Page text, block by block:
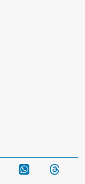
Telegram WhatsApp